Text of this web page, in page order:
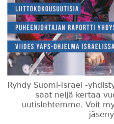
Ryhdy Suomi-Israel -
saat neljä kertaa
uutislehtemme. Voit